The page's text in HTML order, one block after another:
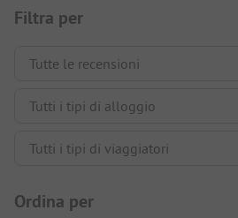
Filtra per
Ordina per